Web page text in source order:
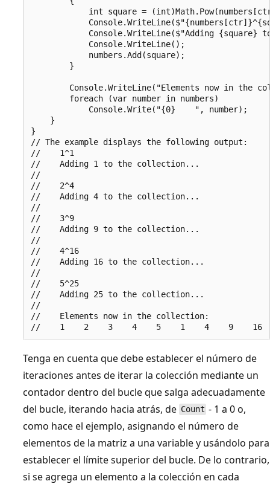
int square =
Console.WriteLine($"Adding {square}
            Console.WriteLine();
            numbers.Add(square);
        }
Console.WriteLine("Elements now in the
        foreach (var number in numbers)
            Console.Write("{0}    ", number);
    }
}
// The example displays the following output:
//    1^1
//    Adding 1 to the collection...
//
//    2^4
//    Adding 4 to the collection...
//
//    3^9
//    Adding 9 to the collection...
//
//    4^16
//    Adding 16 to the collection...
//
//    5^25
//    Adding 25 to the collection...
//
//    Elements now in the collection:
Tenga en cuenta que debe establecer el número de
iteraciones antes de iterar la colección mediante un
contador dentro del bucle que salga adecuadamente
del bucle, iterando hacia atrás, de Count - 1 a 0 o,
como hace el ejemplo, asignando el número de
elementos de la matriz a una variable y usándolo para
establecer el límite superior del bucle. De lo contrario,
si se agrega un elemento a la colección en cada